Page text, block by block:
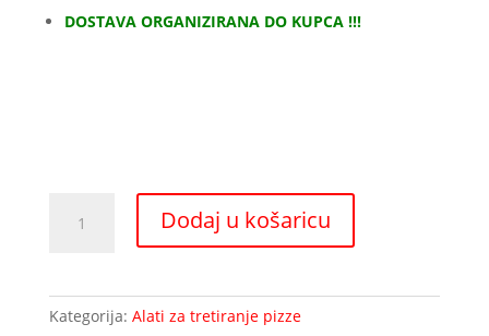
DOSTAVA ORGANIZIRANA DO KUPCA !!!
Dodaj u košaricu
Kategorija: Alati za tretiranje pizze